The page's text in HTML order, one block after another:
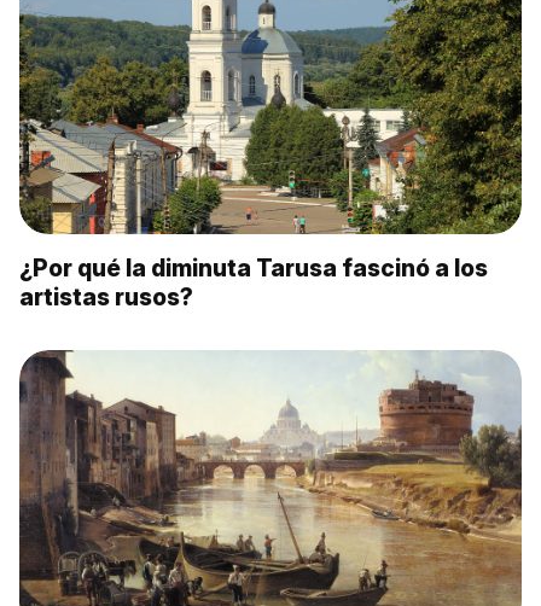
¿Por qué la diminuta Tarusa fascinó a los
artistas rusos?